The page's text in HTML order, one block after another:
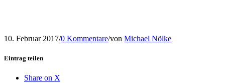
10. Februar 2017/0 Kommentare/von Michael Nölke
Eintrag teilen
Share on X